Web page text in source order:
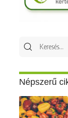
Keresés
Népszerű